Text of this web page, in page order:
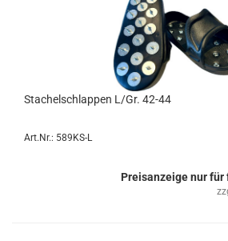
Stachelschlappen L/Gr. 42-44
Art.Nr.: 589KS-L
Preisanzeige nur